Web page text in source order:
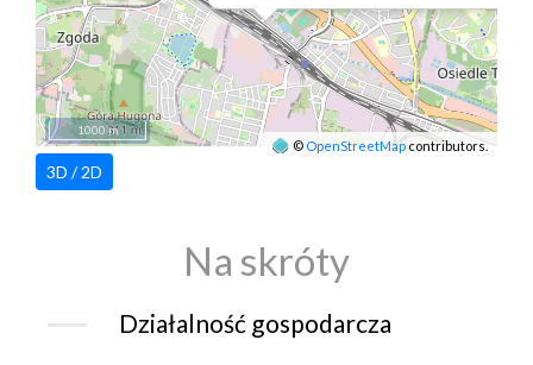
© OpenStreetMap contributors.
1000 m
3D / 2D
Na skróty
Działalność gospodarcza